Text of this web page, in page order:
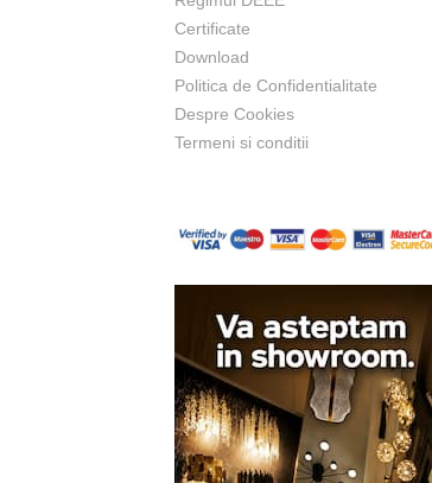
Certificate
Download
Politica de Confidentialitate
Despre Cookies
Termeni si conditii